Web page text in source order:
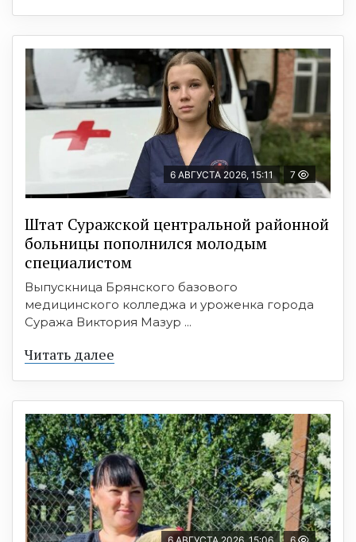
6 АВГУСТА 2026, 15:11 7
Штат Суражской центральной районной
больницы пополнился молодым
специалистом
Выпускница Брянского базового
медицинского колледжа и уроженка города
Суража Виктория Мазур ...
Читать далее